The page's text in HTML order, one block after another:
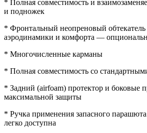
* Полная совместимость и
и подножек
* Фронтальный неопреновый
аэродинамики и комфорта —
* Многочисленные карманы
* Полная совместимость со
* Задний (airfoam) протектор и боковые
максимальной защиты
* Ручка применения запасного
легко доступна